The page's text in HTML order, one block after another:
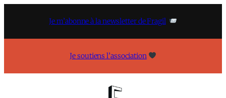
Je m’abonne à la newsletter de Fragil
Je soutiens l’association